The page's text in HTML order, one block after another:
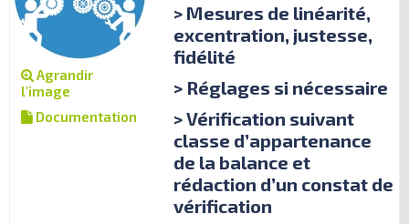
Agrandir
l'image
Documentation
> Mesures de linéarité,
excentration, justesse,
fidélité
> Réglages si nécessaire
> Vérification suivant
classe d’appartenance
de la balance et
rédaction d’un constat de
vérification